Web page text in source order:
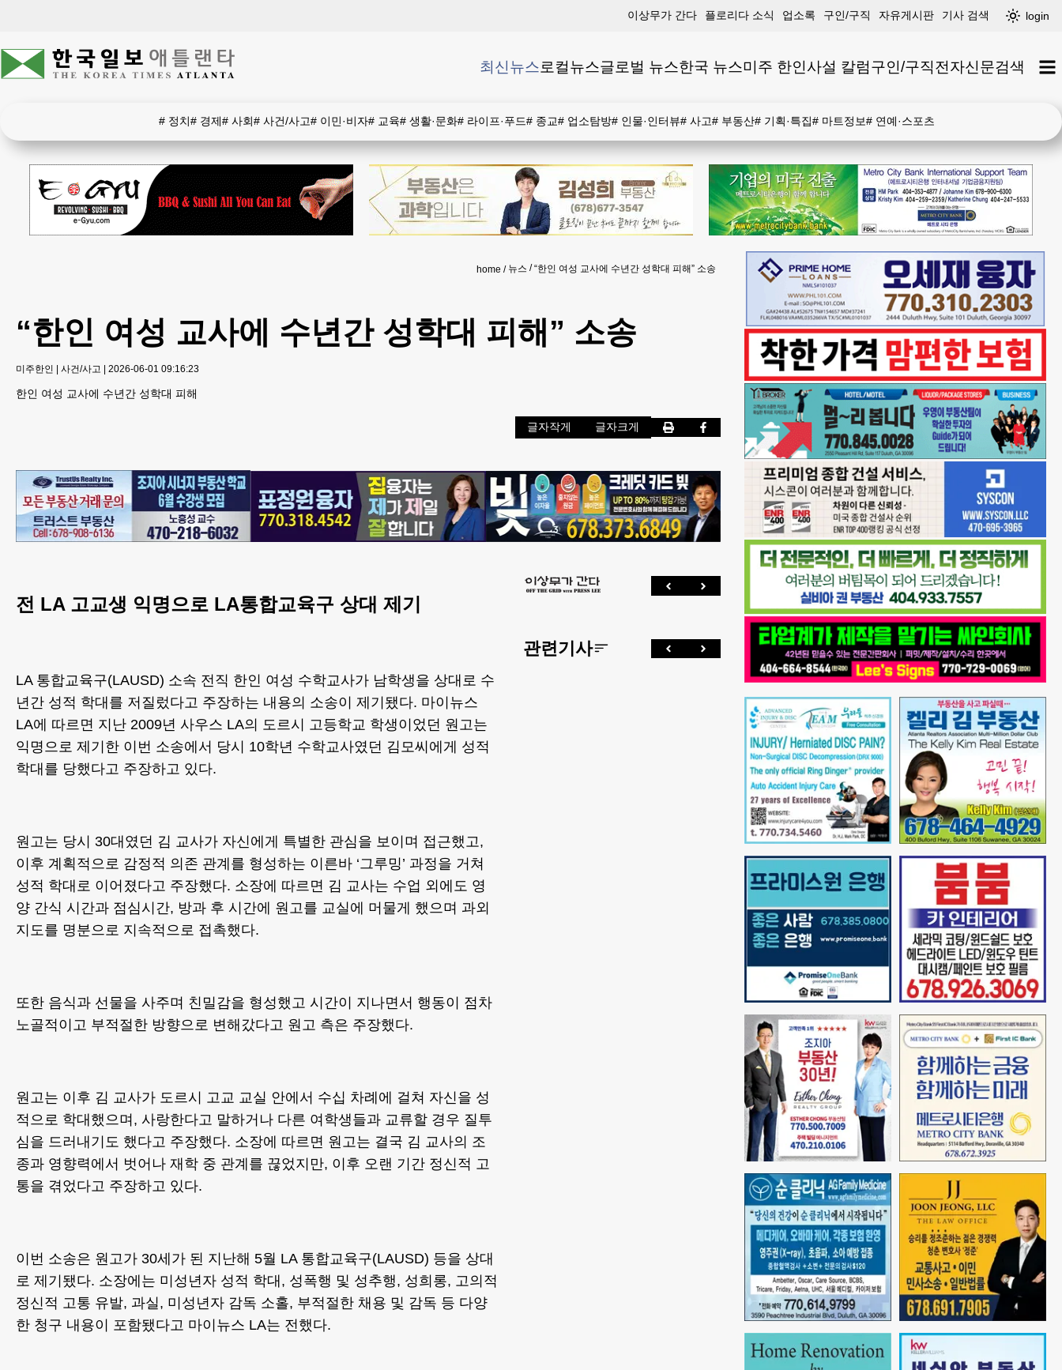
이상무가 간다 플로리다 소식 업소록 구인/구직 자유게시판 기사 검색 login
최신뉴스로컬뉴스글로벌 뉴스한국 뉴스미주 한인사설 칼럼구인/구직전자신문검색
# 정치# 경제# 사회# 사건/사고# 이민·비자# 교육# 생활·문화# 라이프·푸드# 종교# 업소탐방# 인물·인터뷰# 사고# 부동산# 기획·특집# 마트정보# 연예·스포츠
home 뉴스 “한인 여성 교사에 수년간 성학대 피해” 소송
“한인 여성 교사에 수년간 성학대 피해” 소송
미주한인 | 사건/사고 | 2026-06-01 09:16:23
한인 여성 교사에 수년간 성학대 피해
글자작게 글자크게
전 LA 고교생 익명으로 LA통합교육구 상대 제기
LA 통합교육구(LAUSD) 소속 전직 한인 여성 수학교사가 남학생을 상대로 수
년간 성적 학대를 저질렀다고 주장하는 내용의 소송이 제기됐다. 마이뉴스
LA에 따르면 지난 2009년 사우스 LA의 도르시 고등학교 학생이었던 원고는
익명으로 제기한 이번 소송에서 당시 10학년 수학교사였던 김모씨에게 성적
학대를 당했다고 주장하고 있다.
원고는 당시 30대였던 김 교사가 자신에게 특별한 관심을 보이며 접근했고,
이후 계획적으로 감정적 의존 관계를 형성하는 이른바 ‘그루밍’ 과정을 거쳐
성적 학대로 이어졌다고 주장했다. 소장에 따르면 김 교사는 수업 외에도 영
양 간식 시간과 점심시간, 방과 후 시간에 원고를 교실에 머물게 했으며 과외
지도를 명분으로 지속적으로 접촉했다.
또한 음식과 선물을 사주며 친밀감을 형성했고 시간이 지나면서 행동이 점차
노골적이고 부적절한 방향으로 변해갔다고 원고 측은 주장했다.
원고는 이후 김 교사가 도르시 고교 교실 안에서 수십 차례에 걸쳐 자신을 성
적으로 학대했으며, 사랑한다고 말하거나 다른 여학생들과 교류할 경우 질투
심을 드러내기도 했다고 주장했다. 소장에 따르면 원고는 결국 김 교사의 조
종과 영향력에서 벗어나 재학 중 관계를 끊었지만, 이후 오랜 기간 정신적 고
통을 겪었다고 주장하고 있다.
이번 소송은 원고가 30세가 된 지난해 5월 LA 통합교육구(LAUSD) 등을 상대
로 제기됐다. 소장에는 미성년자 성적 학대, 성폭행 및 성추행, 성희롱, 고의적
정신적 고통 유발, 과실, 미성년자 감독 소홀, 부적절한 채용 및 감독 등 다양
한 청구 내용이 포함됐다고 마이뉴스 LA는 전했다.
관련기사